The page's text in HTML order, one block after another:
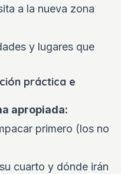
a la nueva zona
y lugares que
práctica e
apropiada:
primero (los no
cuarto y dónde irán